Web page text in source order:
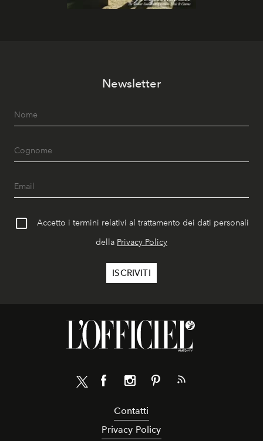
Newsletter
Accetto i termini relativi al trattamento dei dati personali
della Privacy Policy
Contatti
Privacy Policy